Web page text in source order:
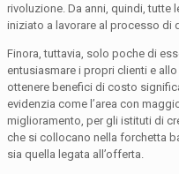
rivoluzione. Da anni, quindi, tutte
iniziato a lavorare al processo di
Finora, tuttavia, solo poche di
entusiasmare i propri clienti e
ottenere benefici di costo
evidenzia come l’area con
miglioramento, per gli istituti di
che si collocano nella forchetta
sia quella legata all’offerta.